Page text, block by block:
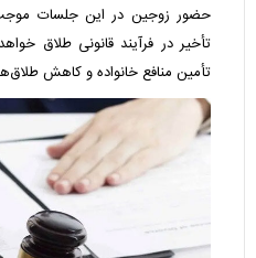
حضور زوجین در این جلسات
تأخیر در فرآیند قانونی طلاق
تأمین منافع خانواده و کاهش